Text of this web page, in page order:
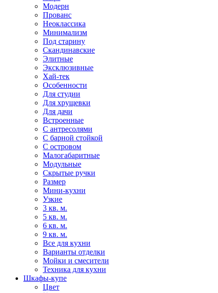
Модерн
Прованс
Неоклассика
Минимализм
Под старину
Скандинавские
Элитные
Эксклюзивные
Хай-тек
Особенности
Для студии
Для хрущевки
Для дачи
Встроенные
С антресолями
С барной стойкой
С островом
Малогабаритные
Модульные
Скрытые ручки
Размер
Мини-кухни
Узкие
3 кв. м.
5 кв. м.
6 кв. м.
9 кв. м.
Все для кухни
Варианты отделки
Мойки и смесители
Техника для кухни
Шкафы-купе
Цвет